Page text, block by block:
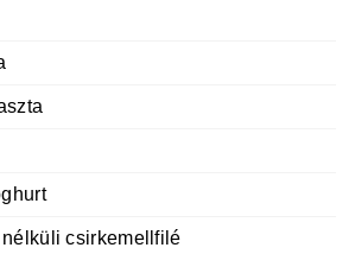
csirkemellfilé